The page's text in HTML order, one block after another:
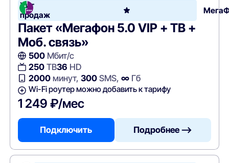
Хит
продаж
Пакет «Мегафон 5.0 VIP + ТВ +
Моб. связь»
500Мбит/с
250ТВ36 HD
2000минут, 300SMS, ∞Гб
Wi-Fi роутер можно добавить к тарифу
1 249 ₽/мес
Подключить Подробнее —>